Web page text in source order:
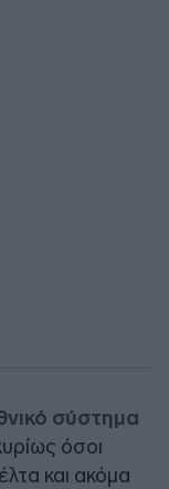
σύστημα
όσοι
και ακόμα